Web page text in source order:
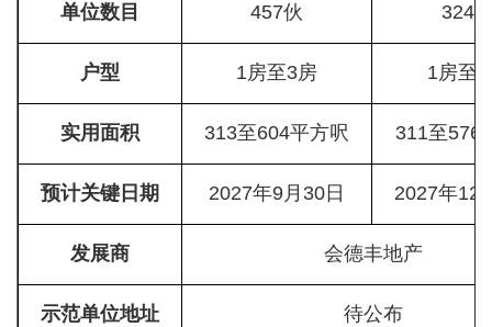
单位数目 457伙 324
户型 1房至3房 1房至
实用面积 313至604平方呎 311至576
预计关键日期 2027年9月30日 2027年12
发展商 会德丰地产
示范单位地址 待公布